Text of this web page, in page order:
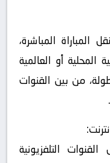
المباشرة،
المحلية أو العالمية
من بين القنوات
التلفزيونية